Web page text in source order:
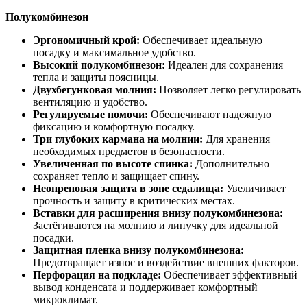
Полукомбинезон
Эргономичный крой: Обеспечивает идеальную
посадку и максимальное удобство.
Высокий полукомбинезон: Идеален для сохранения
тепла и защиты поясницы.
Двухбегунковая молния: Позволяет легко регулировать
вентиляцию и удобство.
Регулируемые помочи: Обеспечивают надежную
фиксацию и комфортную посадку.
Три глубоких кармана на молнии: Для хранения
необходимых предметов в безопасности.
Увеличенная по высоте спинка: Дополнительно
сохраняет тепло и защищает спину.
Неопреновая защита в зоне седалища: Увеличивает
прочность и защиту в критических местах.
Вставки для расширения внизу полукомбинезона:
Застёгиваются на молнию и липучку для идеальной
посадки.
Защитная пленка внизу полукомбинезона:
Предотвращает износ и воздействие внешних факторов.
Перфорация на подкладе: Обеспечивает эффективный
вывод конденсата и поддерживает комфортный
микроклимат.